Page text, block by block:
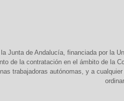
Junta de Andalucía, financiada por la
de la contratación en el ámbito de la
trabajadoras autónomas, y a